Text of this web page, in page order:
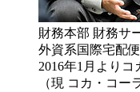
財務本部 財務サ
外資系国際宅配
2016年1月より
（現 コカ・コー